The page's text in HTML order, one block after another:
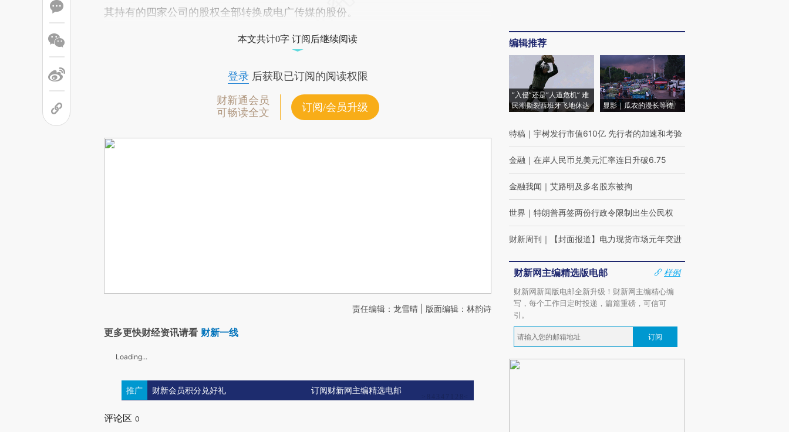
其持有的四家公司的股权全部转换成电广传媒的股份。
本文共计0字 订阅后继续阅读
登录后获取已订阅的阅读权限
财新通会员
可畅读全文
订阅/会员升级
责任编辑：龙雪晴 | 版面编辑：林韵诗
更多更快财经资讯请看 财新一线
Loading...
推广 财新会员积分兑好礼 订阅财新网主编精选电邮
评论区 0
编辑推荐
“入侵”还是“人道危机” 难
民潮撕裂西班牙飞地休达
显影｜瓜农的漫长等待
特稿 ｜ 宇树发行市值610亿 先行者的加速和考验
金融 ｜ 在岸人民币兑美元汇率连日升破6.75
金融我闻 ｜ 艾路明及多名股东被拘
世界 ｜ 特朗普再签两份行政令限制出生公民权
财新周刊 ｜ 【封面报道】电力现货市场元年突进
财新网主编精选版电邮
样例
财新网新闻版电邮全新升级！财新网主编精心编
写，每个工作日定时投递，篇篇重磅，可信可
引。
订阅